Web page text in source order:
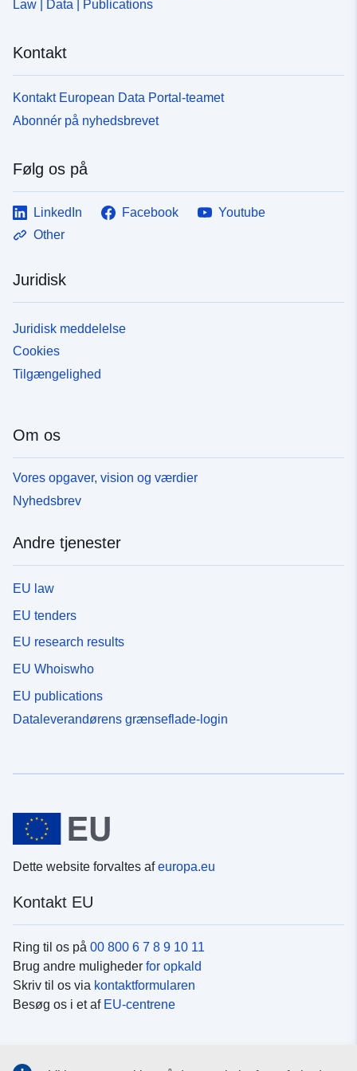
Law | Data | Publications
Kontakt
Kontakt European Data Portal-teamet
Abonnér på nyhedsbrevet
Følg os på
LinkedIn Facebook
Youtube
Other
Juridisk
Juridisk meddelelse
Cookies
Tilgængelighed
Om os
Vores opgaver, vision og værdier
Nyhedsbrev
Andre tjenester
EU law
EU tenders
EU research results
EU Whoiswho
EU publications
Dataleverandørens grænseflade-login
Dette website forvaltes afeuropa.eu
Kontakt EU
Ring til os på 00 800 6 7 8 9 10 11
Brug andre muligheder for opkald
Skriv til os via kontaktformularen
Besøg os i et af EU-centrene